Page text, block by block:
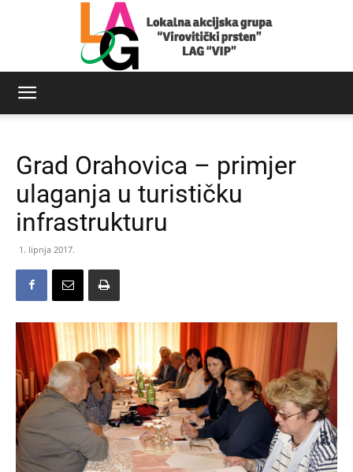
Virovitički
Grad Orahovica – primjer
ulaganja u turističku
infrastrukturu
1. lipnja 2017.